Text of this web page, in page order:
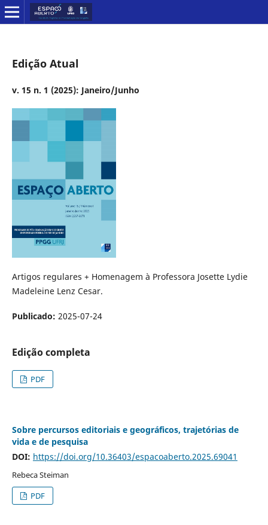
Edição Atual
v. 15 n. 1 (2025): Janeiro/Junho
Artigos regulares + Homenagem à Professora Josette Lydie
Madeleine Lenz Cesar.
Publicado: 2025-07-24
Edição completa
PDF
Sobre percursos editoriais e geográficos, trajetórias de
vida e de pesquisa
DOI: https://doi.org/10.36403/espacoaberto.2025.69041
Rebeca Steiman
PDF